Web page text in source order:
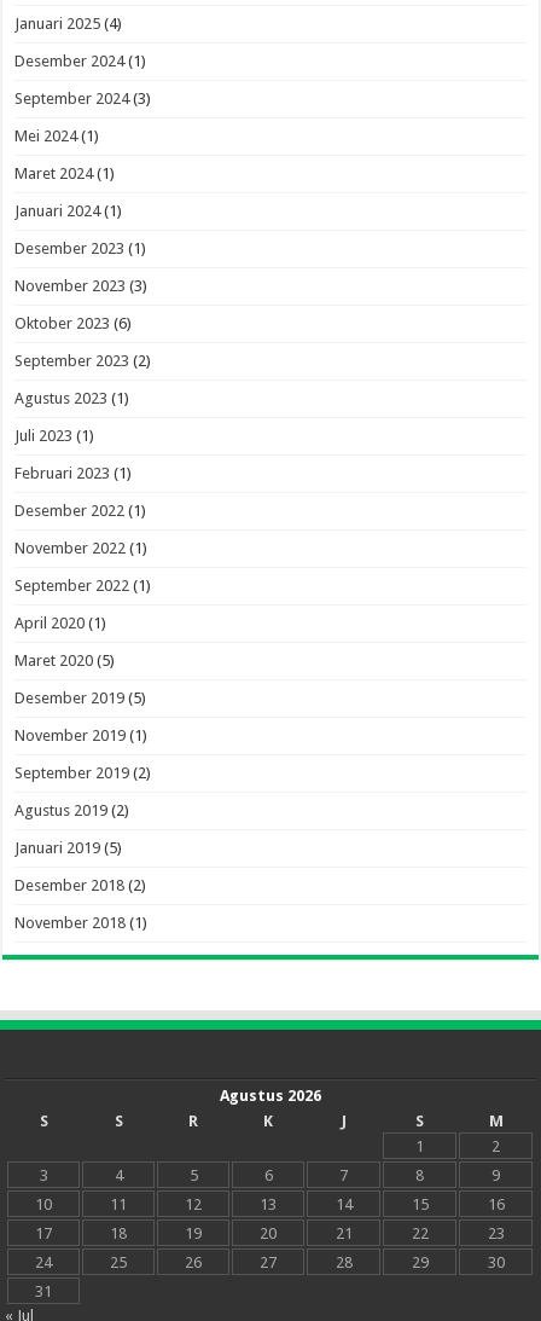
Januari 2025 (4)
Desember 2024(1)
September 2024(3)
Mei 2024(1)
Maret 2024(1)
Januari 2024(1)
Desember 2023 (1)
November 2023 (3)
Oktober 2023 (6)
September 2023 (2)
Agustus 2023 (1)
Juli 2023 (1)
Februari 2023 (1)
Desember 2022 (1)
November 2022 (1)
September 2022 (1)
April 2020 (1)
Maret 2020 (5)
Desember 2019 (5)
November 2019 (1)
September 2019 (2)
Agustus 2019 (2)
Januari 2019 (5)
Desember 2018 (2)
November 2018 (1)
Agustus 2026
S
S R K J S
M
1
2
3
4 5 6 7 8
9
10
11 12 13 14 15
16
17
18 19 20 21 22
23
24
25 26 27 28 29
30
31
« Jul